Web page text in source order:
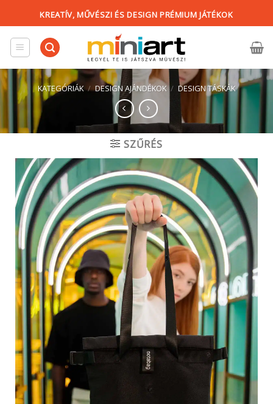
content
KREATÍV, MŰVÉSZI ÉS DESIGN PRÉMIUM JÁTÉKOK
KATEGÓRIÁK / DESIGN AJÁNDÉKOK / DESIGN TÁSKÁK
SZŰRÉS